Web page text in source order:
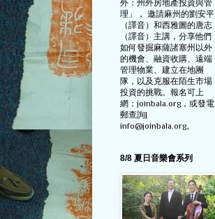
外：州外房地產投資與管
理」， 邀請麻州的劉安平
（譯音）和西雅圖的唐志
（譯音）主講，分享他們
如何發掘麻薩諸塞州以外
的機會、融資收購、遠端
管理物業、建立在地團
隊，以及克服在陌生市場
投資的挑戰。報名可上
網：joinbala.org，或發電
郵查詢|
info@joinbala.org。
8/8 夏日音樂會系列